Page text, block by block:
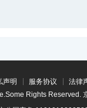
声明 服务协议 法律
Rights Reserved.